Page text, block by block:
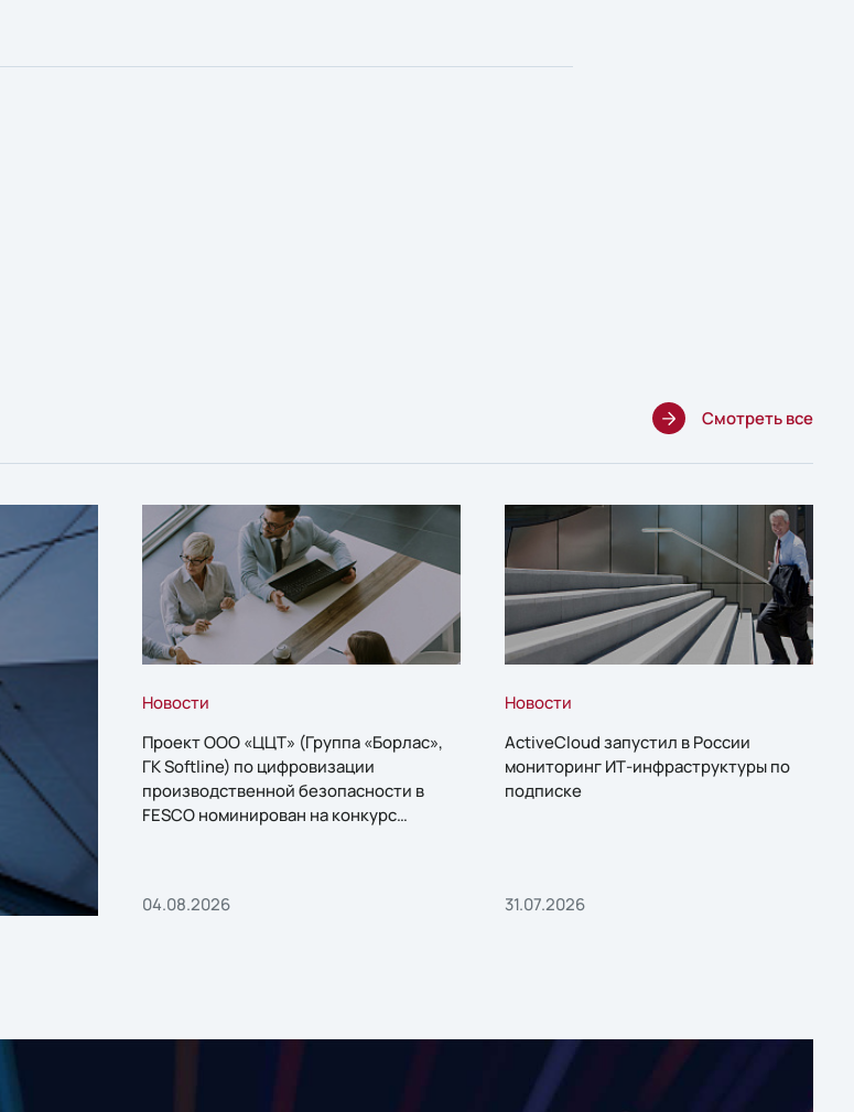
Смотреть все
Новости
Проект ООО «ЦЦТ» (Группа «Борлас»,
ГК Softline) по цифровизации
производственной безопасности в
FESCO номинирован на конкурс
04.08.2026
Новости
ActiveCloud запустил в России
мониторинг ИТ-инфраструктуры по
подписке
31.07.2026